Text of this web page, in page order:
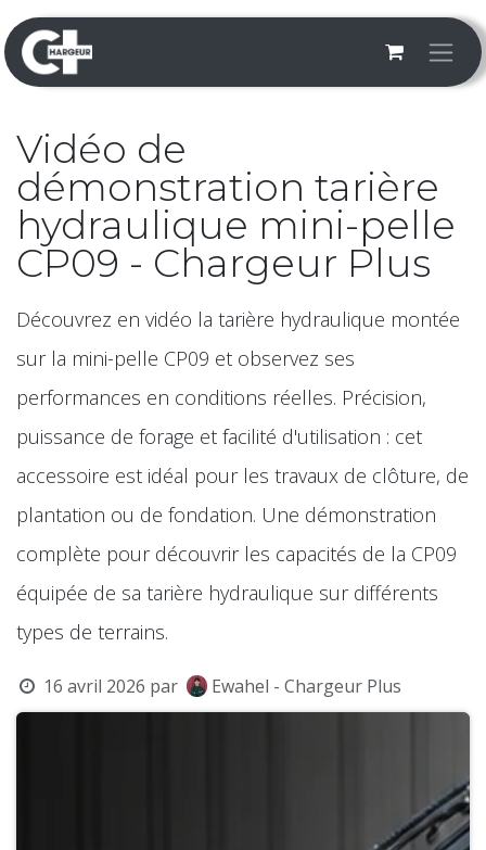
Se rendre au contenu
Vidéo de
démonstration tarière
hydraulique mini-pelle
CP09 - Chargeur Plus
Découvrez en vidéo la tarière hydraulique montée
sur la mini-pelle CP09 et observez ses
performances en conditions réelles. Précision,
puissance de forage et facilité d'utilisation : cet
accessoire est idéal pour les travaux de clôture, de
plantation ou de fondation. Une démonstration
complète pour découvrir les capacités de la CP09
équipée de sa tarière hydraulique sur différents
types de terrains.
16 avril 2026 par Ewahel - Chargeur Plus